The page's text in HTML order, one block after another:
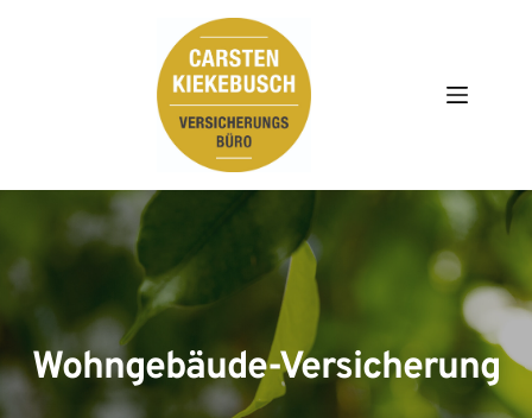
Wohngebäude-Versicherung